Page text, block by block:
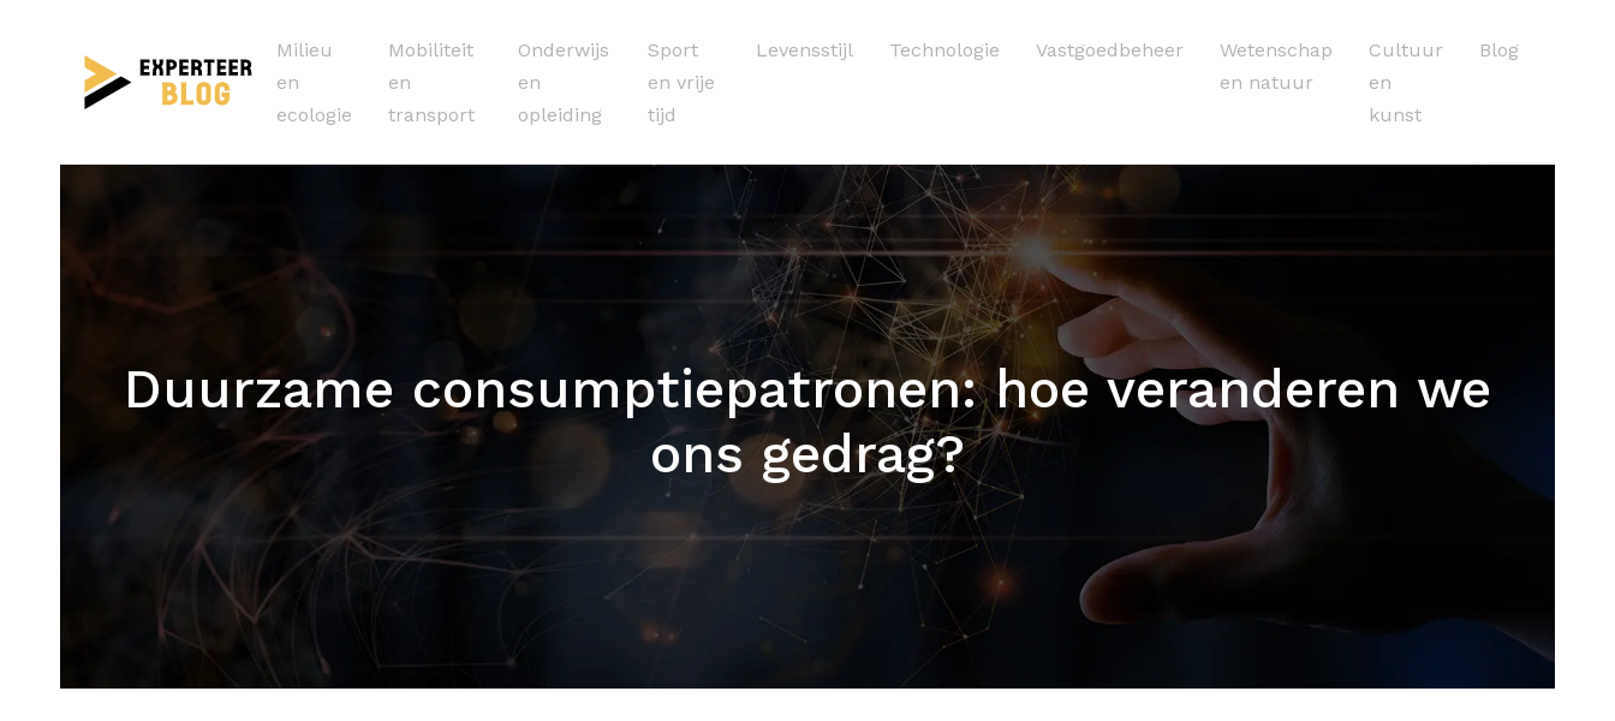
Milieu
en
ecologie
Mobiliteit
en
transport
Onderwijs
en
opleiding
Sport
en vrije
tijd
Levensstijl Technologie Vastgoedbeheer
Wetenschap
en natuur
Cultuur
en
kunst
Blog
Duurzame consumptiepatronen: hoe veranderen we
ons gedrag?